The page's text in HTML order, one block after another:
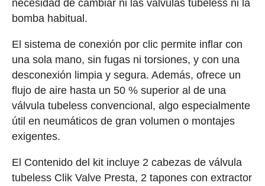
necesidad de cambiar ni las válvulas tubeless ni la
bomba habitual.
El sistema de conexión por clic permite inflar con
una sola mano, sin fugas ni torsiones, y con una
desconexión limpia y segura. Además, ofrece un
flujo de aire hasta un 50 % superior al de una
válvula tubeless convencional, algo especialmente
útil en neumáticos de gran volumen o montajes
exigentes.
El Contenido del kit incluye 2 cabezas de válvula
tubeless Clik Valve Presta, 2 tapones con extractor